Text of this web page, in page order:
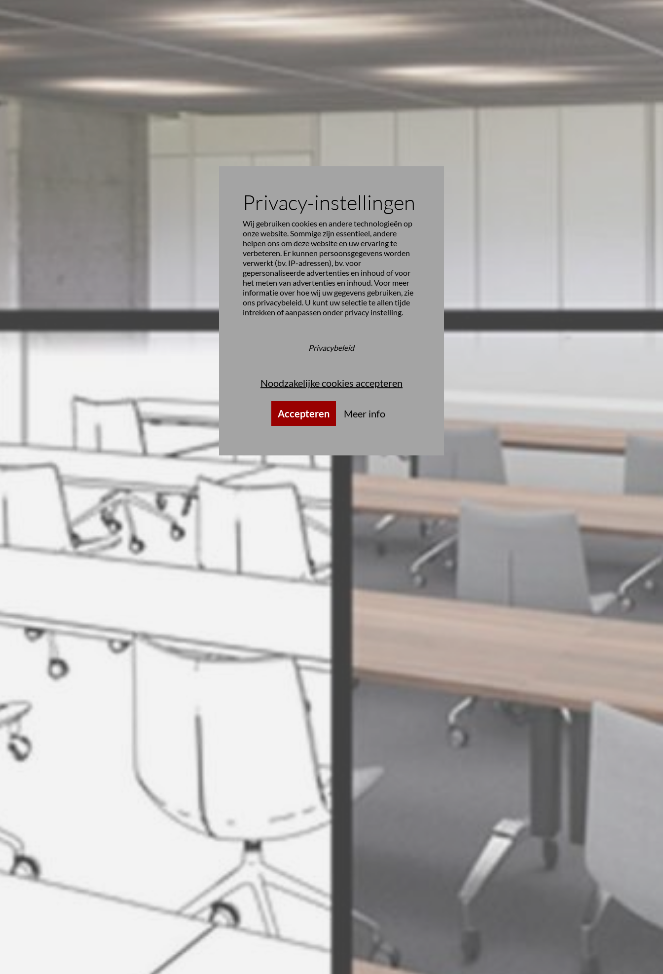
Privacy-instellingen
Wij gebruiken cookies en andere technologieën op
onze website. Sommige zijn essentieel, andere
helpen ons om deze website en uw ervaring te
verbeteren. Er kunnen persoonsgegevens worden
verwerkt (bv. IP-adressen), bv. voor
gepersonaliseerde advertenties en inhoud of voor
het meten van advertenties en inhoud. Voor meer
informatie over hoe wij uw gegevens gebruiken, zie
ons privacybeleid. U kunt uw selectie te allen tijde
intrekken of aanpassen onder privacy instelling.
Privacybeleid
Noodzakelijke cookies accepteren
Accepteren Meer info